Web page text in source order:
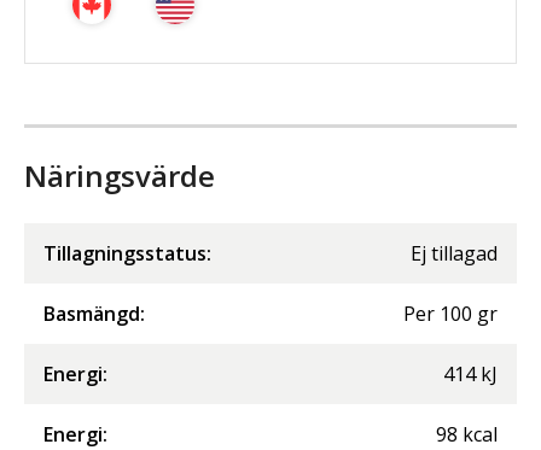
Näringsvärde
Tillagningsstatus: Ej tillagad
Basmängd: Per 100 gr
Energi: 414 kJ
Energi: 98 kcal